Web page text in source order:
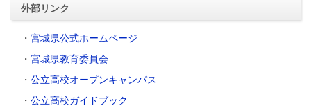
外部リンク
・ 宮城県公式ホームページ
・ 宮城県教育委員会
・ 公立高校オープンキャンパス
・ 公立高校ガイドブック